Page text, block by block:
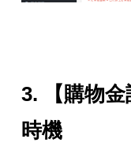
3.
【購物
時機